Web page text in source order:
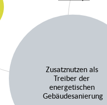
Zusatznutzen als
Treiber der
energetischen
Gebäudesanierung